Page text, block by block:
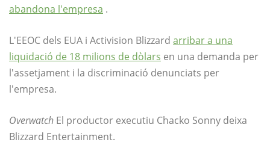
abandona l'empresa .
L'EEOC dels EUA i Activision Blizzard arribar a una
liquidació de 18 milions de dòlars en una demanda per
l'assetjament i la discriminació denunciats per
l'empresa.
Overwatch El productor executiu Chacko Sonny deixa
Blizzard Entertainment.